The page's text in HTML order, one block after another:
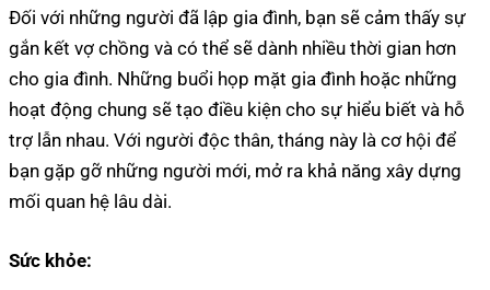
Đối với những người đã lập gia đình, bạn sẽ cảm thấy sự
gắn kết vợ chồng và có thể sẽ dành nhiều thời gian hơn
cho gia đình. Những buổi họp mặt gia đình hoặc những
hoạt động chung sẽ tạo điều kiện cho sự hiểu biết và hỗ
trợ lẫn nhau. Với người độc thân, tháng này là cơ hội để
bạn gặp gỡ những người mới, mở ra khả năng xây dựng
mối quan hệ lâu dài.
Sức khỏe: